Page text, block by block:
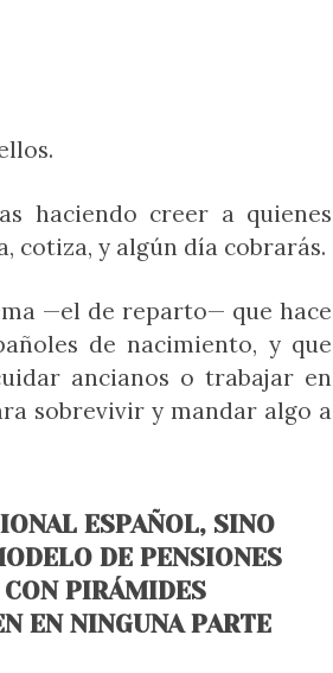
haciendo creer a quienes
cotiza, y algún día cobrarás.
—el de reparto— que hace
de nacimiento, y que
ancianos o trabajar en
sobrevivir y mandar algo a
ESPAÑOL, SINO
DE PENSIONES
CON PIRÁMIDES
EN NINGUNA PARTE